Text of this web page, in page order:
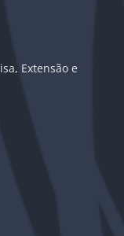
Extensão e